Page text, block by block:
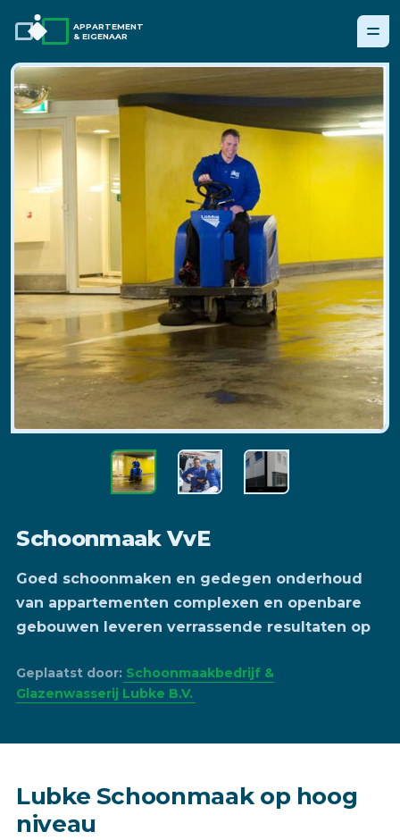
APPARTEMENT
& EIGENAAR
Schoonmaak VvE
Goed schoonmaken en gedegen onderhoud
van appartementen complexen en openbare
gebouwen leveren verrassende resultaten op
Geplaatst door: Schoonmaakbedrijf &
Glazenwasserij Lubke B.V.
Lubke Schoonmaak op hoog
niveau